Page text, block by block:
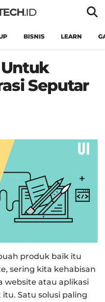
BISNIS LEARN
Seputar
produk baik itu
sering kita kehabisan
website atau aplikasi
Satu solusi paling